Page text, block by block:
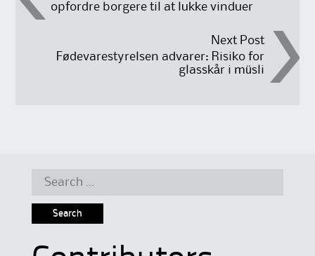
navigation
opfordre borgere til at lukke vinduer
Next Post
Fødevarestyrelsen advarer: Risiko for
glasskår i müsli
Search